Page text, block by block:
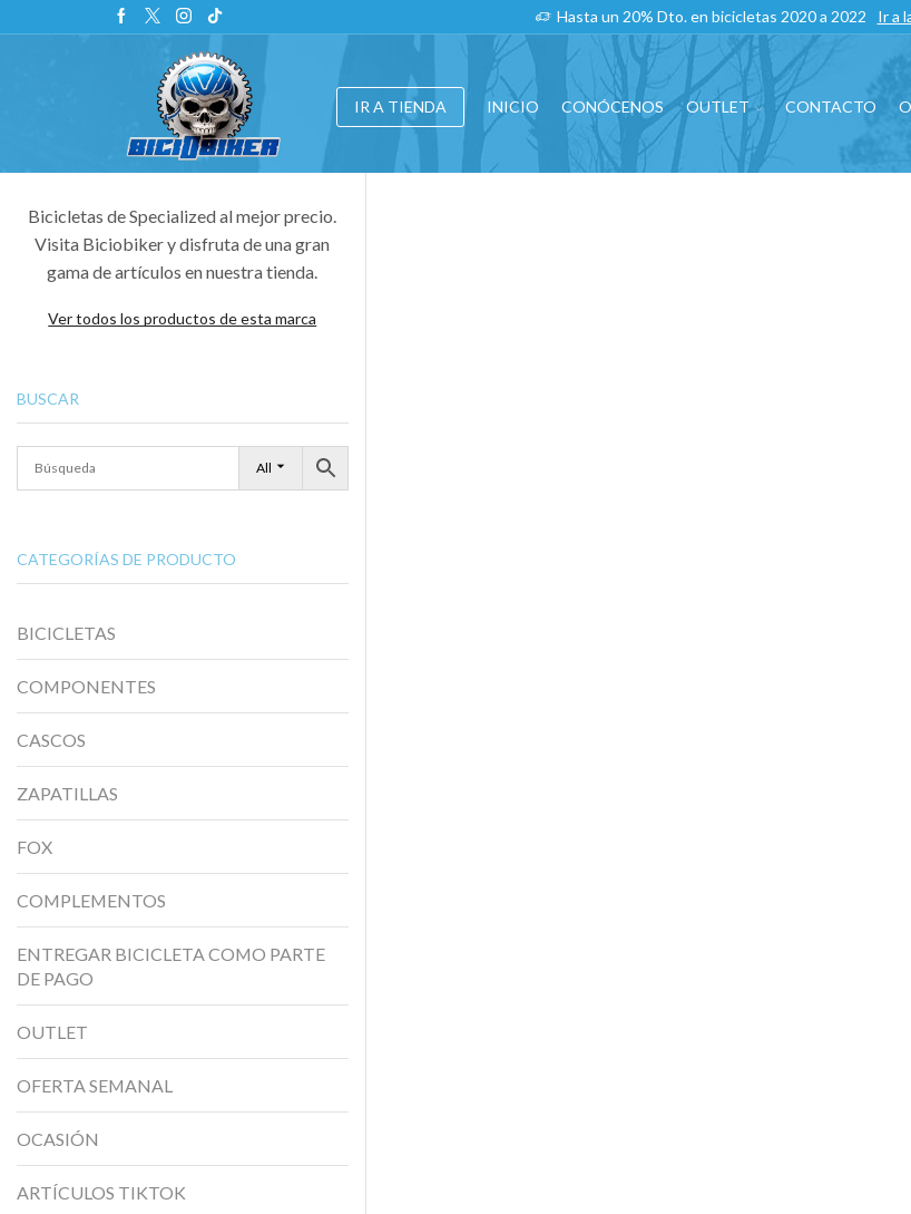
Hasta un 20% Dto. en bicicletas 2020 a 2022 Ir a
IR A TIENDA INICIO CONÓCENOS OUTLET CONTACTO
Bicicletas de Specialized al mejor precio.
Visita Biciobiker y disfruta de una gran
gama de artículos en nuestra tienda.
Ver todos los productos de esta marca
BUSCAR
All
CATEGORÍAS DE PRODUCTO
BICICLETAS
COMPONENTES
CASCOS
ZAPATILLAS
FOX
COMPLEMENTOS
ENTREGAR BICICLETA COMO PARTE
DE PAGO
OUTLET
OFERTA SEMANAL
OCASIÓN
ARTÍCULOS TIKTOK